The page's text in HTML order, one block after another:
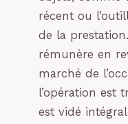
récent ou
de la
rémunère en
marché de
l’opération est
est vidé